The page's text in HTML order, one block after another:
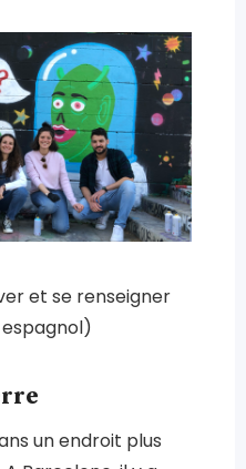
et se renseigner
espagnol)
un endroit plus